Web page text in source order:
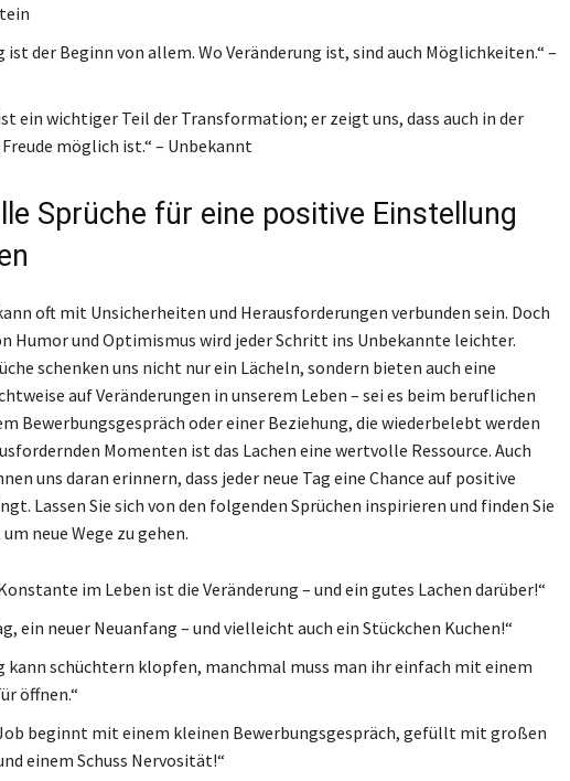
ist der Beginn von allem. Wo Veränderung ist, sind auch Möglichkeiten.“ –
ist ein wichtiger Teil der Transformation; er zeigt uns, dass auch in der
möglich ist.“ – Unbekannt
Sprüche für eine positive Einstellung
oft mit Unsicherheiten und Herausforderungen verbunden sein. Doch
Humor und Optimismus wird jeder Schritt ins Unbekannte leichter.
schenken uns nicht nur ein Lächeln, sondern bieten auch eine
auf Veränderungen in unserem Leben – sei es beim beruflichen
Bewerbungsgespräch oder einer Beziehung, die wiederbelebt werden
Momenten ist das Lachen eine wertvolle Ressource. Auch
uns daran erinnern, dass jeder neue Tag eine Chance auf positive
Lassen Sie sich von den folgenden Sprüchen inspirieren und finden Sie
neue Wege zu gehen.
Konstante im Leben ist die Veränderung – und ein gutes Lachen darüber!“
ein neuer Neuanfang – und vielleicht auch ein Stückchen Kuchen!“
kann schüchtern klopfen, manchmal muss man ihr einfach mit einem
öffnen.“
Job beginnt mit einem kleinen Bewerbungsgespräch, gefüllt mit großen
einem Schuss Nervosität!“